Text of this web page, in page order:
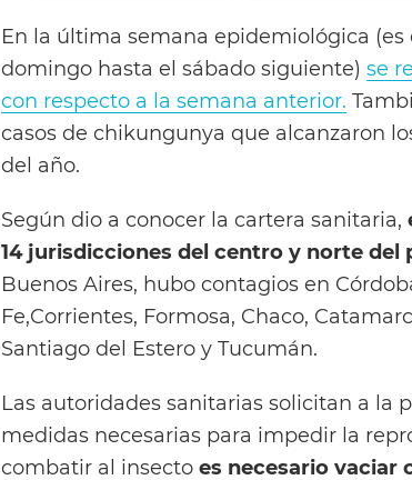
En la última semana epidemiológica
domingo hasta el sábado siguiente) se
con respecto a la semana anterior.
casos de chikungunya que alcanzaron
del año.
Según dio a conocer la cartera sanitaria,
14 jurisdicciones del centro y norte del
Buenos Aires, hubo contagios en
Fe,Corrientes, Formosa, Chaco,
Santiago del Estero y Tucumán.
Las autoridades sanitarias solicitan a la
medidas necesarias para impedir la
combatir al insecto es necesario vaciar